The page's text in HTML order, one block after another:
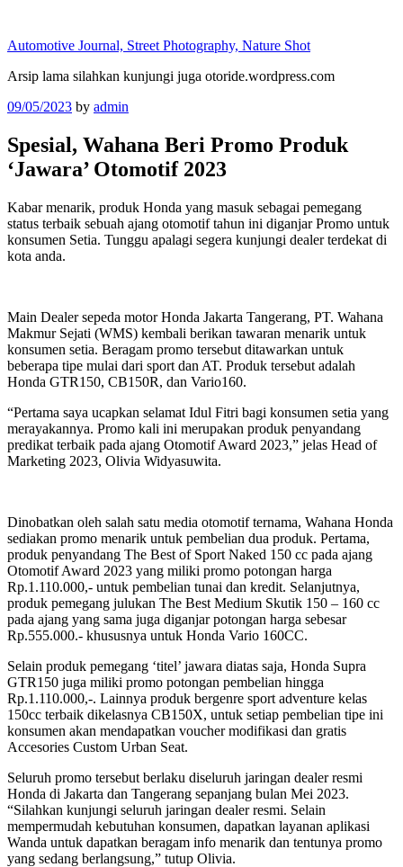
content
Automotive Journal, Street Photography, Nature Shot
Arsip lama silahkan kunjungi juga otoride.wordpress.com
Posted
09/05/2023 by admin
Spesial, Wahana Beri Promo Produk
‘Jawara’ Otomotif 2023
Kabar menarik, produk Honda yang masuk sebagai pemegang
status terbaik sebuah ajang otomotif tahun ini diganjar Promo untuk
konsumen Setia. Tunggu apalagi segera kunjungi dealer terdekat di
kota anda.
Main Dealer sepeda motor Honda Jakarta Tangerang, PT. Wahana
Makmur Sejati (WMS) kembali berikan tawaran menarik untuk
konsumen setia. Beragam promo tersebut ditawarkan untuk
beberapa tipe mulai dari sport dan AT. Produk tersebut adalah
Honda GTR150, CB150R, dan Vario160.
“Pertama saya ucapkan selamat Idul Fitri bagi konsumen setia yang
merayakannya. Promo kali ini merupakan produk penyandang
predikat terbaik pada ajang Otomotif Award 2023,” jelas Head of
Marketing 2023, Olivia Widyasuwita.
Dinobatkan oleh salah satu media otomotif ternama, Wahana Honda
sediakan promo menarik untuk pembelian dua produk. Pertama,
produk penyandang The Best of Sport Naked 150 cc pada ajang
Otomotif Award 2023 yang miliki promo potongan harga
Rp.1.110.000,- untuk pembelian tunai dan kredit. Selanjutnya,
produk pemegang julukan The Best Medium Skutik 150 – 160 cc
pada ajang yang sama juga diganjar potongan harga sebesar
Rp.555.000.- khususnya untuk Honda Vario 160CC.
Selain produk pemegang ‘titel’ jawara diatas saja, Honda Supra
GTR150 juga miliki promo potongan pembelian hingga
Rp.1.110.000,-. Lainnya produk bergenre sport adventure kelas
150cc terbaik dikelasnya CB150X, untuk setiap pembelian tipe ini
konsumen akan mendapatkan voucher modifikasi dan gratis
Accesories Custom Urban Seat.
Seluruh promo tersebut berlaku diseluruh jaringan dealer resmi
Honda di Jakarta dan Tangerang sepanjang bulan Mei 2023.
“Silahkan kunjungi seluruh jaringan dealer resmi. Selain
mempermudah kebutuhan konsumen, dapatkan layanan aplikasi
Wanda untuk dapatkan beragam info menarik dan tentunya promo
yang sedang berlangsung,” tutup Olivia.